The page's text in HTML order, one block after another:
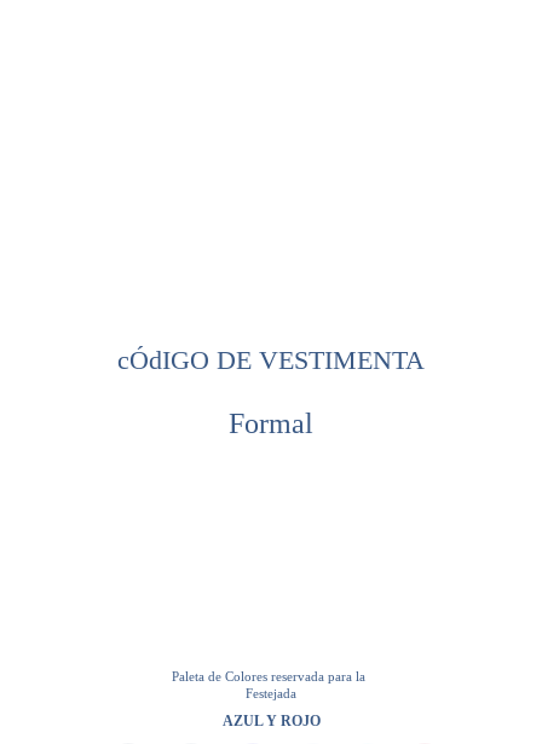
cÓdIGO DE VESTIMENTA
Formal
Paleta de Colores reservada para la
Festejada
AZUL Y ROJO